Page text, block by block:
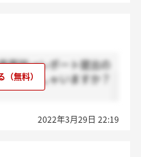
面談→レポート提出の
いらっしゃいますか？
2022年3月29日 22:19